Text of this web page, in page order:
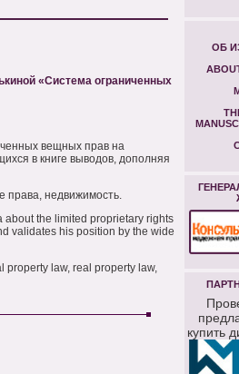
«Система ограниченных
вещных прав на
в книге выводов, дополняя
права, недвижимость.
about the limited proprietary rights
validates his position by the wide
property law, real property law,
ОБ
купить